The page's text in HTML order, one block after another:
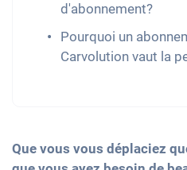
d'abonnement?
Pourquoi un
Carvolution vaut la
Que vous vous déplaciez